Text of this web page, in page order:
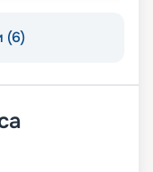
(6)